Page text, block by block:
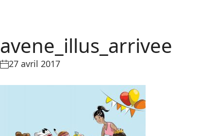
avene_illus_arrivee
27 avril 2017